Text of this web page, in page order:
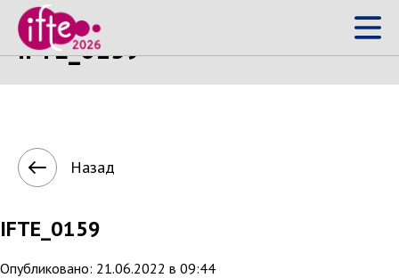
IFTE_0159
Назад
IFTE_0159
Опубликовано: 21.06.2022 в 09:44